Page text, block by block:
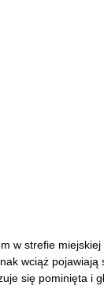
w strefie miejskiej
wciąż pojawiają
się pominięta i